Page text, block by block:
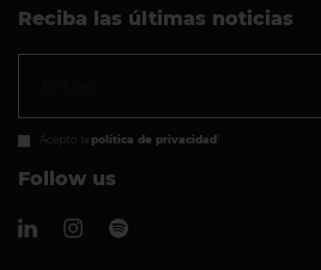
Reciba las últimas noticias
Acepto la política de privacidad
Follow us